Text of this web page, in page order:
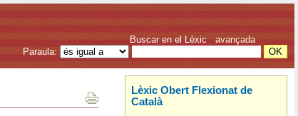
Buscar en el Lèxic avançada
Paraula:
Lèxic Obert Flexionat de
Català